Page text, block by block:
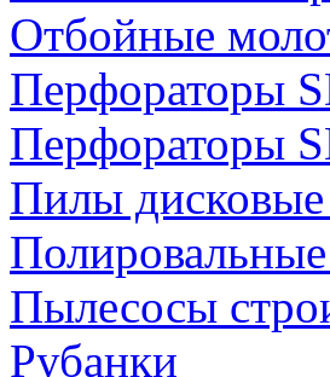
Отбойные
Перфораторы
Перфораторы
Пилы
Пылесосы
Рубанки